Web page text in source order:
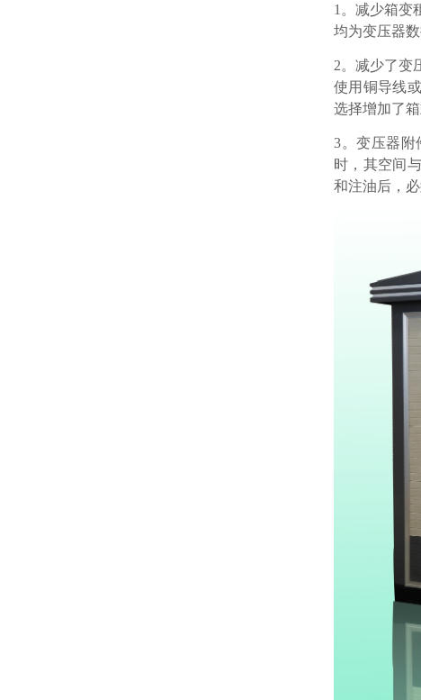
​1。减少箱变
均为变压器
2。减少了变
使用铜导线
选择增加了
3。变压器附
时，其空间
和注油后，